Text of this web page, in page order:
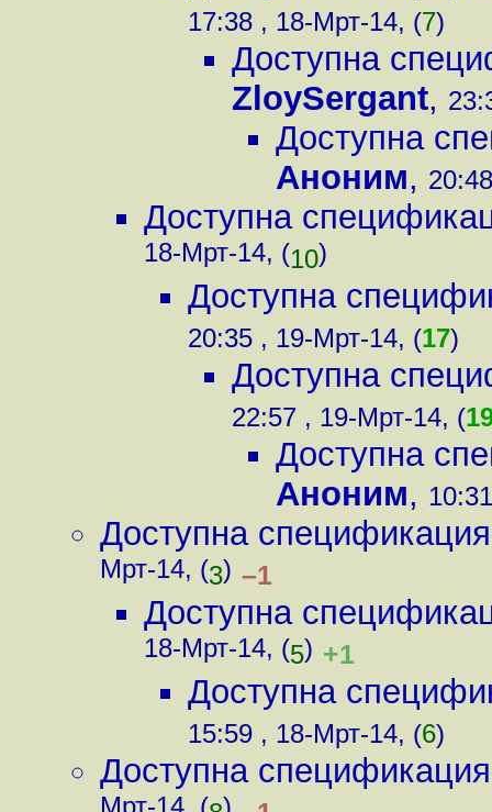
17:38 , 18-Мрт-14, (7)
Доступна
ZloySergant,
Доступна
Аноним,
Доступна
18-Мрт-14, (10)
Доступна
20:35 , 19-Мрт-14, (17)
Доступна
22:57 , 19-Мрт-14, (
Доступна
Аноним,
Доступна
Мрт-14, (3) –1
Доступна
18-Мрт-14, (5) +1
Доступна
15:59 , 18-Мрт-14, (6)
Доступна